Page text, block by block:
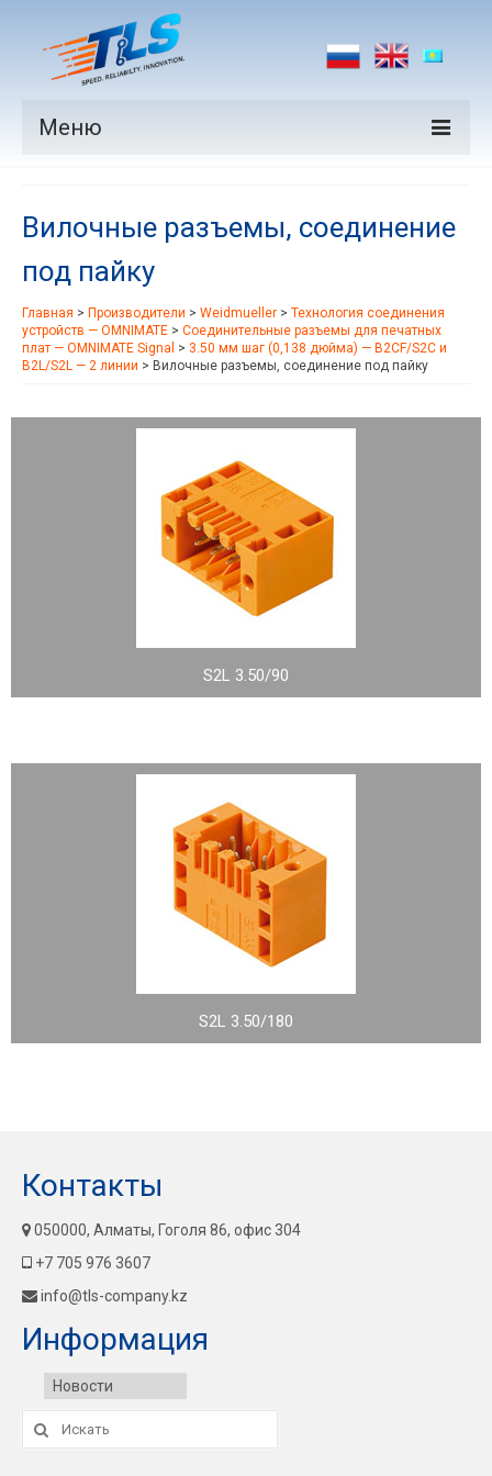
Меню
Производители
Рынки
Новости
Контакты
Вилочные разъемы, соединение
под пайку
Главная > Производители > Weidmueller > Технология соединения
устройств — OMNIMATE > Соединительные разъемы для печатных
плат — OMNIMATE Signal > 3.50 мм шаг (0,138 дюйма) — B2CF/S2C и
B2L/S2L — 2 линии > Вилочные разъемы, соединение под пайку
S2L 3.50/90
S2L 3.50/180
Контакты
050000, Алматы, Гоголя 86, офис 304
+7 705 976 3607
info@tls-company.kz
Информация
Новости
Искать: